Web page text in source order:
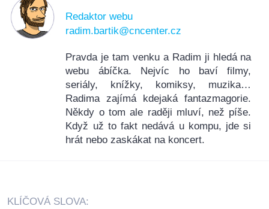
Redaktor webu
radim.bartik@cncenter.cz
Pravda je tam venku a Radim ji hledá na
webu ábíčka. Nejvíc ho baví filmy,
seriály, knížky, komiksy, muzika…
Radima zajímá kdejaká fantazmagorie.
Někdy o tom ale raději mluví, než píše.
Když už to fakt nedává u kompu, jde si
hrát nebo zaskákat na koncert.
KLÍČOVÁ SLOVA: